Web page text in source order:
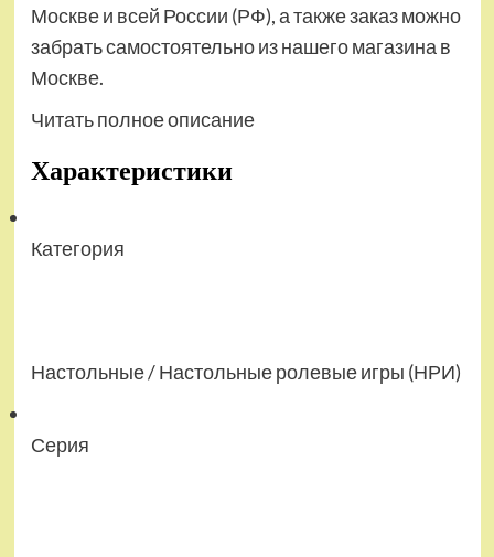
Москве и всей России (РФ), а также заказ можно
забрать самостоятельно из нашего магазина в
Москве.
Читать полное описание
Характеристики
Категория
Настольные / Настольные ролевые игры (НРИ)
Серия